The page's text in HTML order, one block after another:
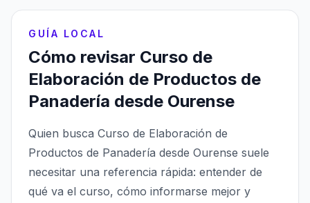
GUÍA LOCAL
Cómo revisar Curso de
Elaboración de Productos de
Panadería desde Ourense
Quien busca Curso de Elaboración de
Productos de Panadería desde Ourense suele
necesitar una referencia rápida: entender de
qué va el curso, cómo informarse mejor y